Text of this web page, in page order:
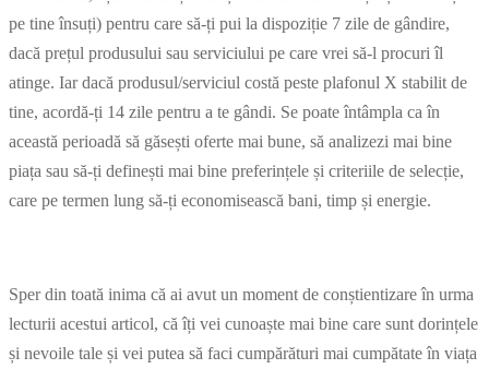
pe tine însuți) pentru care să-ți pui la dispoziție 7 zile de gândire,
dacă prețul produsului sau serviciului pe care vrei să-l procuri îl
atinge. Iar dacă produsul/serviciul costă peste plafonul X stabilit de
tine, acordă-ți 14 zile pentru a te gândi. Se poate întâmpla ca în
această perioadă să găsești oferte mai bune, să analizezi mai bine
piața sau să-ți definești mai bine preferințele și criteriile de selecție,
care pe termen lung să-ți economisească bani, timp și energie.
Sper din toată inima că ai avut un moment de conștientizare în urma
lecturii acestui articol, că îți vei cunoaște mai bine care sunt dorințele
și nevoile tale și vei putea să faci cumpărături mai cumpătate în viața